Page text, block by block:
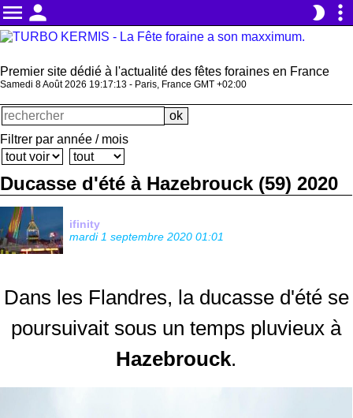
menu person brightness_2 more_vert
Premier site dédié à l'actualité des fêtes foraines en France
Samedi 8 Août 2026 19:17:13 - Paris, France GMT +02:00
Filtrer par année / mois
Ducasse d'été à Hazebrouck (59) 2020
ifinity
mardi 1 septembre 2020 01:01
Dans les Flandres, la ducasse d'été se
poursuivait sous un temps pluvieux à
Hazebrouck.